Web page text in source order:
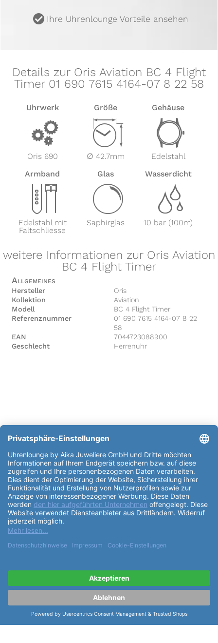
u Ihre Uhrenlounge Vorteile ansehen
Details zur Oris Aviation BC 4 Flight
Timer 01 690 7615 4164-07 8 22 58
Uhrwerk
v
Oris 690
Größe
Z
∅ 42.7mm
Gehäuse
w
Edelstahl
Armband
x
Edelstahl mit
Faltschliesse
Glas
y
Saphirglas
Wasserdicht
z
10 bar (100m)
weitere Informationen zur Oris Aviation
BC 4 Flight Timer
Allgemeines
Hersteller
Oris
Kollektion
Aviation
Modell
BC 4 Flight Timer
Referenznummer
01 690 7615 4164-07 8 22
58
EAN
7044723088900
Geschlecht
Herrenuhr